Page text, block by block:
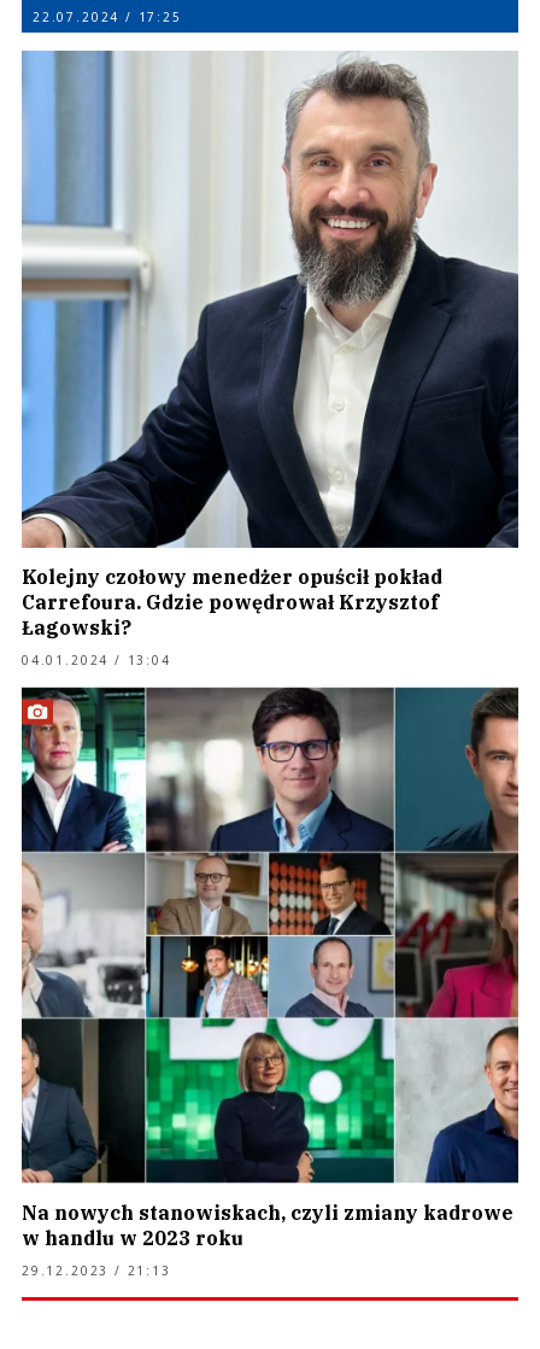
22.07.2024 / 17:25
Kolejny czołowy menedżer opuścił pokład
Carrefoura. Gdzie powędrował Krzysztof
Łagowski?
04.01.2024 / 13:04
Na nowych stanowiskach, czyli zmiany kadrowe
w handlu w 2023 roku
29.12.2023 / 21:13